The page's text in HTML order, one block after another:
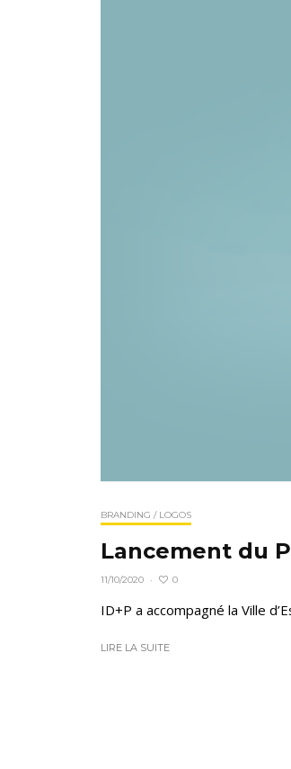
BRANDING / LOGOS
Lancement du
11/10/2020 · 0
ID+P a accompagné la Ville
LIRE LA SUITE